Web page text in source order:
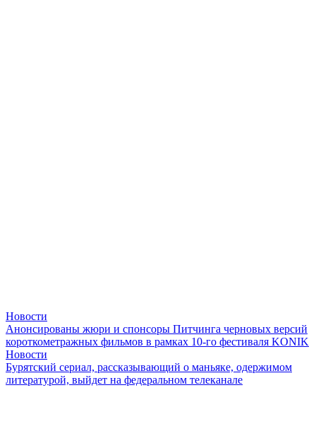
Новости
Анонсированы жюри и спонсоры Питчинга черновых версий
короткометражных фильмов в рамках 10-го фестиваля KONIK
Новости
Бурятский сериал, рассказывающий о маньяке, одержимом
литературой, выйдет на федеральном телеканале